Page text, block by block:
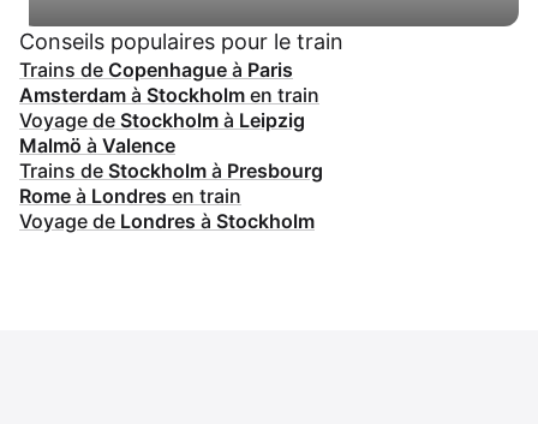
Conseils populaires pour le train
Trains de Copenhague à Paris
Amsterdam à Stockholm en train
Voyage de Stockholm à Leipzig
Malmö à Valence
Trains de Stockholm à Presbourg
Rome à Londres en train
Voyage de Londres à Stockholm